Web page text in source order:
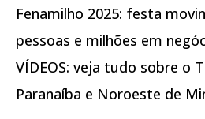
Fenamilho 2025: festa
pessoas e milhões em
VÍDEOS: veja tudo sobre o
Paranaíba e Noroeste de